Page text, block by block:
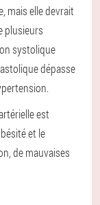
mais elle devrait
plusieurs
systolique
dépasse
est
et le
de mauvaises